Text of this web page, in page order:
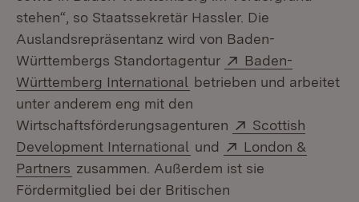
stehen“, so Staatssekretär Hassler. Die
Auslandsrepräsentanz wird von Baden-
Württembergs Standortagentur
Extern:
Baden-
Württemberg International (Öffnet in neuem Fenster)
betrieben und arbeitet
unter anderem eng mit den
Wirtschaftsförderungsagenturen
Extern:
Scottish
Development International (Öffnet in neuem Fenster)
und Extern:
London &
Partners (Öffnet in neuem Fenster)
zusammen. Außerdem ist sie
Fördermitglied bei der Britischen